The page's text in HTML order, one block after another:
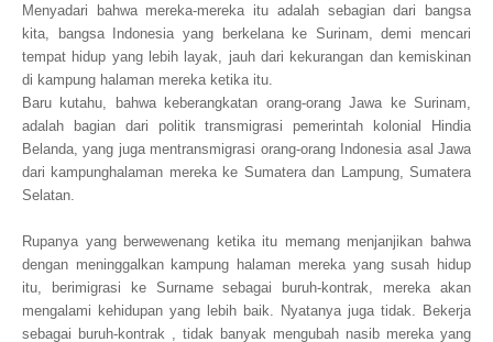
Menyadari bahwa mereka-mereka itu adalah sebagian dari bangsa
kita, bangsa Indonesia yang berkelana ke Surinam, demi mencari
tempat hidup yang lebih layak, jauh dari kekurangan dan kemiskinan
di kampung halaman mereka ketika itu.
Baru kutahu, bahwa keberangkatan orang-orang Jawa ke Surinam,
adalah bagian dari politik transmigrasi pemerintah kolonial Hindia
Belanda, yang juga mentransmigrasi orang-orang Indonesia asal Jawa
dari kampunghalaman mereka ke Sumateradan Lampung, Sumatera
Selatan.
Rupanya yang berwewenang ketika itu memang menjanjikan bahwa
dengan meninggalkan kampung halaman mereka yang susah hidup
itu, berimigrasi ke Surname sebagai buruh-kontrak, mereka akan
mengalami kehidupan yang lebih baik. Nyatanya juga tidak. Bekerja
sebagai buruh-kontrak
, tidak banyak mengubah nasib mereka yang